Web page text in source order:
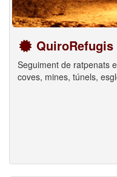
QuiroRefugis
Seguiment de ratpenats
coves, mines, túnels,